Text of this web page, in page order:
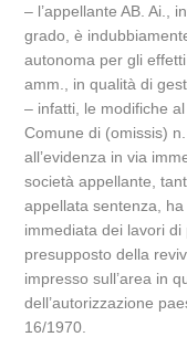
– l’appellante AB. Ai.,
grado, è
autonoma per gli
amm., in qualità di
– infatti, le modifiche
Comune di (omissis)
all’evidenza in via
società appellante,
appellata sentenza,
immediata dei lavori
presupposto della
impresso sull’area in
dell’autorizzazione
16/1970.